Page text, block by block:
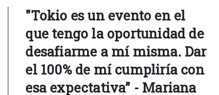
"Tokio es un evento en el
que tengo la oportunidad de
desafiarme a mí misma. Dar
el 100% de mí cumpliría con
esa expectativa” - Mariana